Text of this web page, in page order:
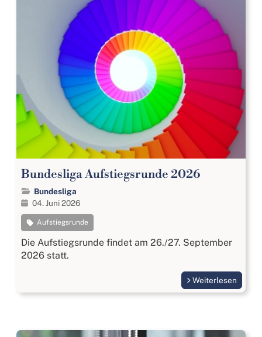
Bundesliga Aufstiegsrunde 2026
Bundesliga
04. Juni 2026
Aufstiegsrunde
Die Aufstiegsrunde findet am 26./27. September
2026 statt.
Weiterlesen